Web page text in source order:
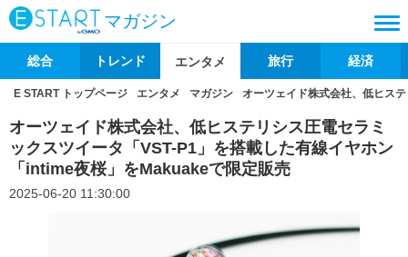
マガジン
総合 トレンド エンタメ 旅行 経済
E START トップページ エンタメ マガジン オーツェイド株式会社、低ヒス
オーツェイド株式会社、低ヒステリシス圧電セラミ
ックスツイータ「VST-P1」を搭載した有線イヤホン
「intime夜桜」をMakuakeで限定販売
2025-06-20 11:30:00